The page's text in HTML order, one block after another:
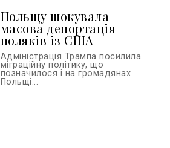
Польщу шокувала
масова депортація
поляків із США
Адміністрація Трампа посилила
міграційну політику, що
позначилося і на громадянах
Польщі...